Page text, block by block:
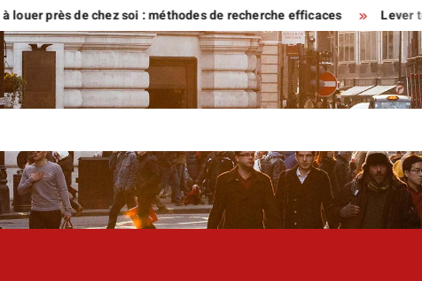
de chez soi : méthodes de recherche efficaces Lever tôt ou